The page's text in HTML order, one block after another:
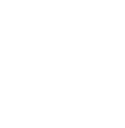
für personalisierte Werbung
zur Auswahl personalisierter Werbung